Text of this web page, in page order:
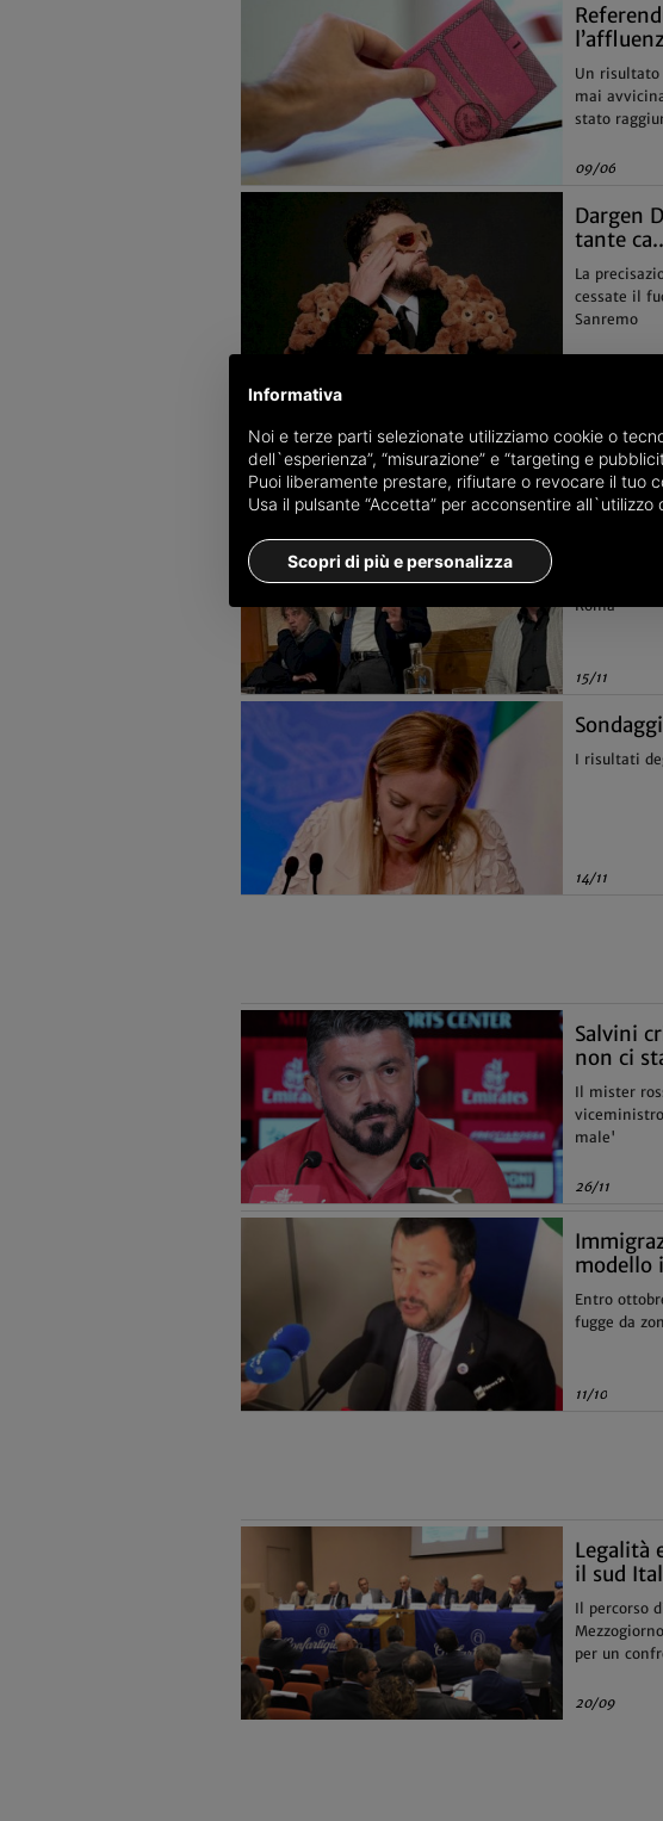
Un
mai
stato
09/06
Dargen
tante
La
cessate il
Sanremo
Roma
15/11
I risultati
14/11
Salvini
non ci
Il mister
male'
26/11
modello
Entro
fugge da
11/10
Legalità
il sud
Il percorso
per un
20/09
Informativa
Noi e terze parti selezionate utilizziamo cookie o
dell`esperienza”, “misurazione” e “targeting e
Puoi liberamente prestare, rifiutare o revocare il tuo
Usa il pulsante “Accetta” per acconsentire all`utilizzo
Scopri di più e personalizza